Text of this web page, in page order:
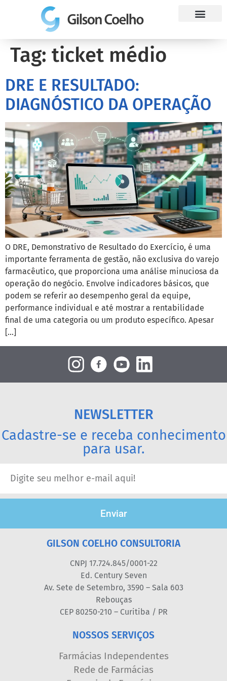
Tag: ticket médio
DRE E RESULTADO:
DIAGNÓSTICO DA OPERAÇÃO
O DRE, Demonstrativo de Resultado do Exercício, é uma
importante ferramenta de gestão, não exclusiva do varejo
farmacêutico, que proporciona uma análise minuciosa da
operação do negócio. Envolve indicadores básicos, que
podem se referir ao desempenho geral da equipe,
performance individual e até mostrar a rentabilidade
final de uma categoria ou um produto específico. Apesar
[…]
NEWSLETTER
Cadastre-se e receba conhecimento
para usar.
Enviar
GILSON COELHO CONSULTORIA
CNPJ 17.724.845/0001-22
Ed. Century Seven
Av. Sete de Setembro, 3590 – Sala 603
Rebouças
CEP 80250-210 – Curitiba / PR
NOSSOS SERVIÇOS
Farmácias Independentes
Rede de Farmácias